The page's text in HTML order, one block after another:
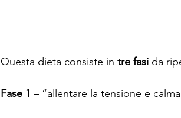
Questa dieta consiste in tre fasi da
Fase 1 – “allentare la tensione e